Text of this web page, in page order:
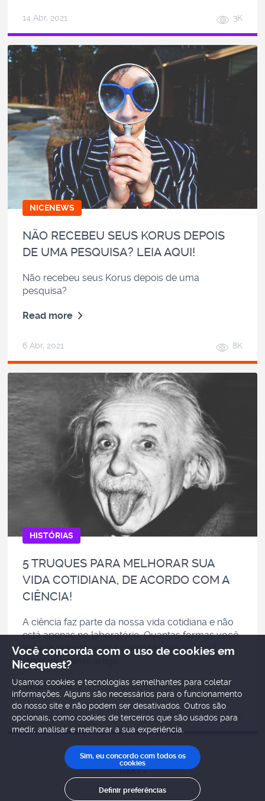
14 Abr, 2021 3K
NICENEWS
NÃO RECEBEU SEUS KORUS DEPOIS
DE UMA PESQUISA? LEIA AQUI!
Não recebeu seus Korus depois de uma
pesquisa?
Read more
6 Abr, 2021 8K
HISTÓRIAS
5 TRUQUES PARA MELHORAR SUA
VIDA COTIDIANA, DE ACORDO COM A
CIÊNCIA!
A ciência faz parte da nossa vida cotidiana e não
está apenas no laboratório. Quantas formas você
acha que pode usar a ciência todos os dias?
Descubra neste artigo.
Read more
31 Mar, 2021 3K
NEXT ›
Você concorda com o uso de cookies em
Nicequest?
Usamos cookies e tecnologias semelhantes para coletar
informações. Alguns são necessários para o funcionamento
do nosso site e não podem ser desativados. Outros são
opcionais, como cookies de terceiros que são usados ​​para
medir, analisar e melhorar a sua experiência.
Sim, eu concordo com todos os
cookies
Definir preferências